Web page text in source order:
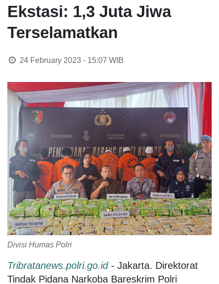
Ekstasi: 1,3 Juta Jiwa
Terselamatkan
24 February 2023 - 15:07 WIB
Divisi Humas Polri
Tribratanews.polri.go.id- Jakarta. Direktorat
Tindak Pidana Narkoba Bareskrim Polri